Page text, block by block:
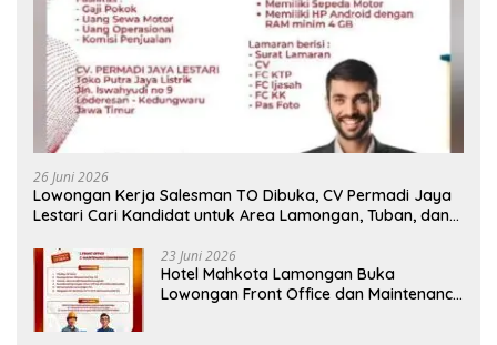
26 Juni 2026
Lowongan Kerja Salesman TO Dibuka, CV Permadi Jaya
Lestari Cari Kandidat untuk Area Lamongan, Tuban, dan
23 Juni 2026
Hotel Mahkota Lamongan Buka
Lowongan Front Office dan Maintenance